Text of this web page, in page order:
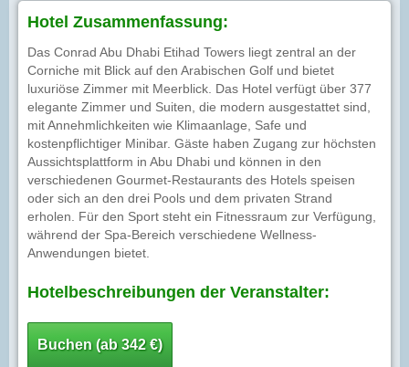
Hotel Zusammenfassung:
Das Conrad Abu Dhabi Etihad Towers liegt zentral an der
Corniche mit Blick auf den Arabischen Golf und bietet
luxuriöse Zimmer mit Meerblick. Das Hotel verfügt über 377
elegante Zimmer und Suiten, die modern ausgestattet sind,
mit Annehmlichkeiten wie Klimaanlage, Safe und
kostenpflichtiger Minibar. Gäste haben Zugang zur höchsten
Aussichtsplattform in Abu Dhabi und können in den
verschiedenen Gourmet-Restaurants des Hotels speisen
oder sich an den drei Pools und dem privaten Strand
erholen. Für den Sport steht ein Fitnessraum zur Verfügung,
während der Spa-Bereich verschiedene Wellness-
Anwendungen bietet.
Hotelbeschreibungen der Veranstalter:
Buchen (ab 342 €)